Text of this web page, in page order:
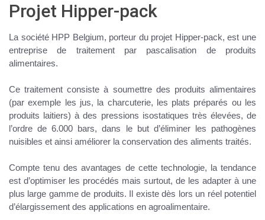
Projet Hipper-pack
La société HPP Belgium, porteur du projet Hipper-pack, est une
entreprise de traitement par pascalisation de produits
alimentaires.
Ce traitement consiste à soumettre des produits alimentaires
(par exemple les jus, la charcuterie, les plats préparés ou les
produits laitiers) à des pressions isostatiques très élevées, de
l’ordre de 6.000 bars, dans le but d’éliminer les pathogènes
nuisibles et ainsi améliorer la conservation des aliments traités.
Compte tenu des avantages de cette technologie, la tendance
est d’optimiser les procédés mais surtout, de les adapter à une
plus large gamme de produits. Il existe dès lors un réel potentiel
d’élargissement des applications en agroalimentaire.